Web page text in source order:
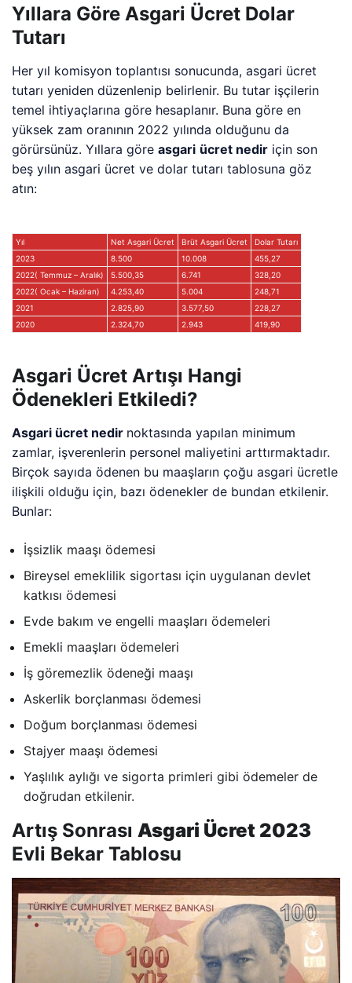
Yıllara Göre Asgari Ücret Dolar
Tutarı
Her yıl komisyon toplantısı sonucunda, asgari ücret
tutarı yeniden düzenlenip belirlenir. Bu tutar işçilerin
temel ihtiyaçlarına göre hesaplanır. Buna göre en
yüksek zam oranının 2022 yılında olduğunu da
görürsünüz. Yıllara göreasgari ücret nedir için son
beş yılın asgari ücret ve dolar tutarı tablosuna göz
atın:
Yıl Net Asgari Ücret Brüt Asgari Ücret
Dolar Tutarı
2023
8.500 10.008
455,27
2022( Temmuz – Aralık)
5.500,35 6.741
328,20
2022( Ocak – Haziran)
4.253,40 5.004
248,71
2021
2.825,90 3.577,50
228,27
2020
2.324,70 2.943 419,90
Asgari Ücret Artışı Hangi
Ödenekleri Etkiledi?
Asgari ücret nedir noktasında yapılan minimum
zamlar, işverenlerin personel maliyetini arttırmaktadır.
Birçok sayıda ödenen bu maaşların çoğu asgari ücretle
ilişkili olduğu için, bazı ödenekler de bundan etkilenir.
Bunlar:
İşsizlik maaşı ödemesi
Bireysel emeklilik sigortası için uygulanan devlet
katkısı ödemesi
Evde bakım ve engelli maaşları ödemeleri
Emekli maaşları ödemeleri
İş göremezlik ödeneği maaşı
Askerlik borçlanması ödemesi
Doğum borçlanması ödemesi
Stajyer maaşı ödemesi
Yaşlılık aylığı ve sigorta primleri gibi ödemeler de
doğrudan etkilenir.
Artış Sonrası Asgari Ücret 2023
Evli Bekar Tablosu